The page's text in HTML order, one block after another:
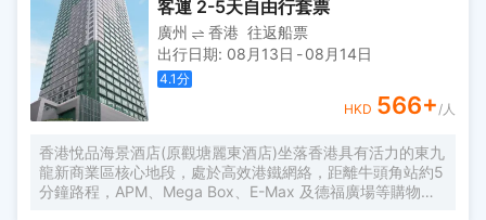
客運 2-5天自由行套票
廣州 香港 往返船票
出行日期: 08月13日 -08月14日
4.1分
HKD 566+/人
香港悅品海景酒店(原觀塘麗東酒店)坐落香港具有活力的東九
龍新商業區核心地段，處於高效港鐵網絡，距離牛頭角站約5
分鐘路程，APM、Mega Box、E-Max 及德福廣場等購物中